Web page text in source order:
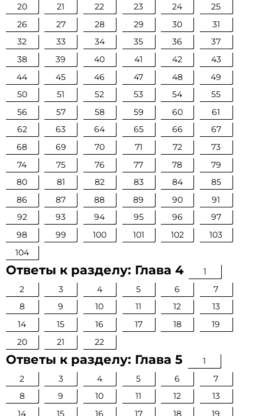
20
21 22 23 24
25
26
27 28 29 30
31
32
33 34 35 36
37
38
39 40 41 42
43
44
45 46 47 48
49
50
51 52 53 54
55
56
57 58 59 60
61
62
63 64 65 66
67
68
69 70 71 72
73
74
75 76 77 78
79
80
81 82 83 84
85
86
87 88 89 90
91
92
93 94 95 96
97
98
99 100 101 102
103
104
Ответы к разделу: Глава 4
1
2
3 4 5 6
7
8
9 10 11 12
13
14
15 16 17 18
19
20
21 22
Ответы к разделу: Глава 5
1
2
3 4 5 6
7
8
9 10 11 12
13
14
15 16 17 18 19